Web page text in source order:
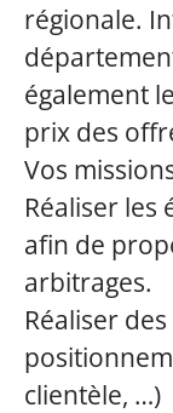
régionale.
également
prix des
Vos
Réaliser les
afin de
arbitrages.
Réaliser
clientèle, …)